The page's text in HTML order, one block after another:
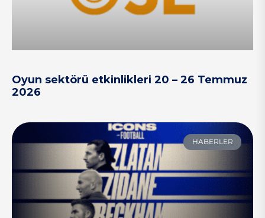
Oyun sektörü etkinlikleri 20 – 26 Temmuz
2026
HABERLER